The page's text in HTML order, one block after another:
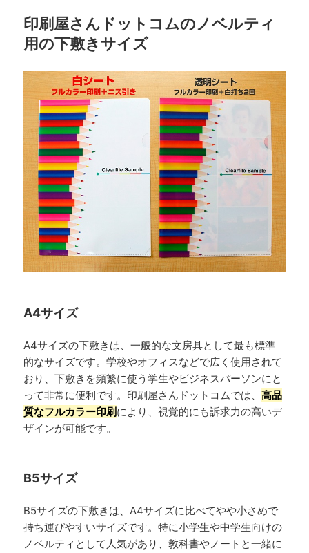
印刷屋さんドットコムのノベルティ
用の下敷きサイズ
A4サイズ
A4サイズの下敷きは、一般的な文房具として最も標準
的なサイズです。学校やオフィスなどで広く使用されて
おり、下敷きを頻繁に使う学生やビジネスパーソンにと
って非常に便利です。印刷屋さんドットコムでは、高品
質なフルカラー印刷により、視覚的にも訴求力の高いデ
ザインが可能です。
B5サイズ
B5サイズの下敷きは、A4サイズに比べてやや小さめで
持ち運びやすいサイズです。特に小学生や中学生向けの
ノベルティとして人気があり、教科書やノートと一緒に